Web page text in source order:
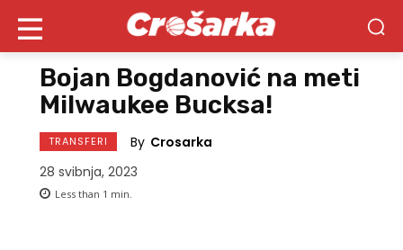
Bojan Bogdanović na meti
Milwaukee Bucksa!
TRANSFERI By Crosarka
28 svibnja, 2023
Less than 1 min.